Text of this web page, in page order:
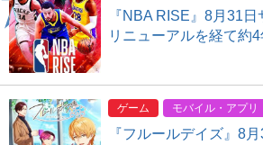
『NBA RISE』8月31
リニューアルを経て約
ゲーム モバイル・アプリ
『フルールデイズ』8